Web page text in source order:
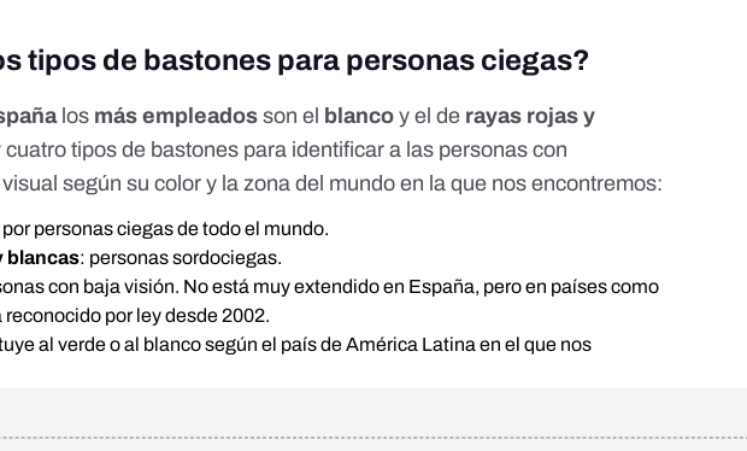
tipos de bastones para personas ciegas?
los más empleados son el blanco y el de rayas rojas y
cuatro tipos de bastones para identificar a las personas con
según su color y la zona del mundo en la que nos encontremos:
por personas ciegas detodo el mundo.
blancas: personas sordociegas.
con baja visión. No está muy extendido en España, pero en paísescomo
por ley desde 2002.
al verde o al blancosegún el país de América Latina en el que nos